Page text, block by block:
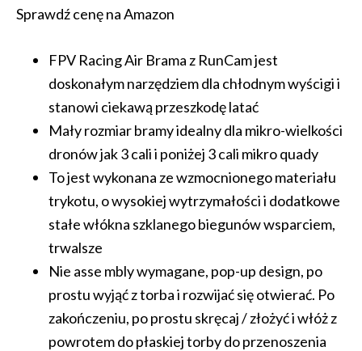
Sprawdź cenę na Amazon
FPV Racing Air Brama z RunCam jest
doskonałym narzędziem dla chłodnym wyścigi i
stanowi ciekawą przeszkodę latać
Mały rozmiar bramy idealny dla mikro-wielkości
dronów jak 3 cali i poniżej 3 cali mikro quady
To jest wykonana ze wzmocnionego materiału
trykotu, o wysokiej wytrzymałości i dodatkowe
stałe włókna szklanego biegunów wsparciem,
trwalsze
Nie asse mbly wymagane, pop-up design, po
prostu wyjąć z torba i rozwijać się otwierać. Po
zakończeniu, po prostu skręcaj / złożyć i włóż z
powrotem do płaskiej torby do przenoszenia